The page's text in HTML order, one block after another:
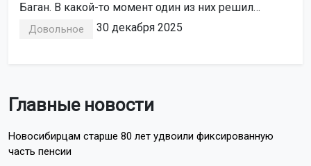
Баган. В какой-то момент один из них решил
искупаться в водоёме, но заплыл слишком далеко
Довольное 30 декабря 2025
Главные новости
Новосибирцам старше 80 лет удвоили фиксированную
часть пенсии